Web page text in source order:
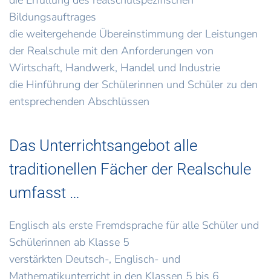
Bildungsauftrages
die weitergehende Übereinstimmung der Leistungen
der Realschule mit den Anforderungen von
Wirtschaft, Handwerk, Handel und Industrie
die Hinführung der Schülerinnen und Schüler zu den
entsprechenden Abschlüssen
Das Unterrichtsangebot alle
traditionellen Fächer der Realschule
umfasst …
Englisch als erste Fremdsprache für alle Schüler und
Schülerinnen ab Klasse 5
verstärkten Deutsch-, Englisch- und
Mathematikunterricht in den Klassen 5 bis 6